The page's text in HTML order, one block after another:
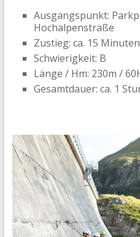
Ausgangspunkt:
Hochalpenstraße
Zustieg: ca. 15 Minuten
Schwierigkeit: B
Länge / Hm: 230m /
Gesamtdauer: ca. 1